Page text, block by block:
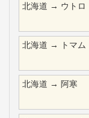
北海道 → ウトロ
北海道 → トマム
北海道 → 阿寒